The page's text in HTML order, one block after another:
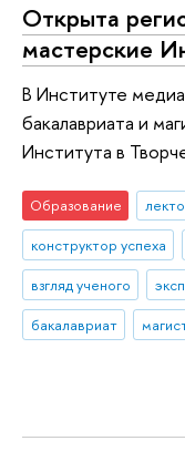
Открыта
мастерские
В Институте
бакалавриата и
Института в
Образование
конструктор успеха
взгляд ученого
бакалавриат